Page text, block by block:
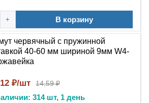
+ В корзину
червячный с пружинной
40-60 мм шириной 9мм W4-
₽/шт 14,59 ₽
314 шт, 1 день